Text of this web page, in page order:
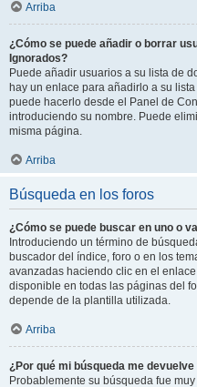
Arriba
¿Cómo se puede añadir o borrar
Ignorados?
Puede añadir usuarios a su lista de
hay un enlace para añadirlo a su
puede hacerlo desde el Panel de
introduciendo su nombre. Puede
misma página.
Arriba
Búsqueda en los foros
¿Cómo se puede buscar en uno o
Introduciendo un término de
buscador del índice, foro o en los
avanzadas haciendo clic en el
disponible en todas las páginas del
depende de la plantilla utilizada.
Arriba
¿Por qué mi búsqueda me
Probablemente su búsqueda fue